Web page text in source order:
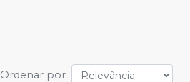
Ordenar por